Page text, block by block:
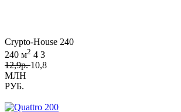
Crypto-House 240
240 м2 4 3
12,9р.10,8
МЛН
РУБ.